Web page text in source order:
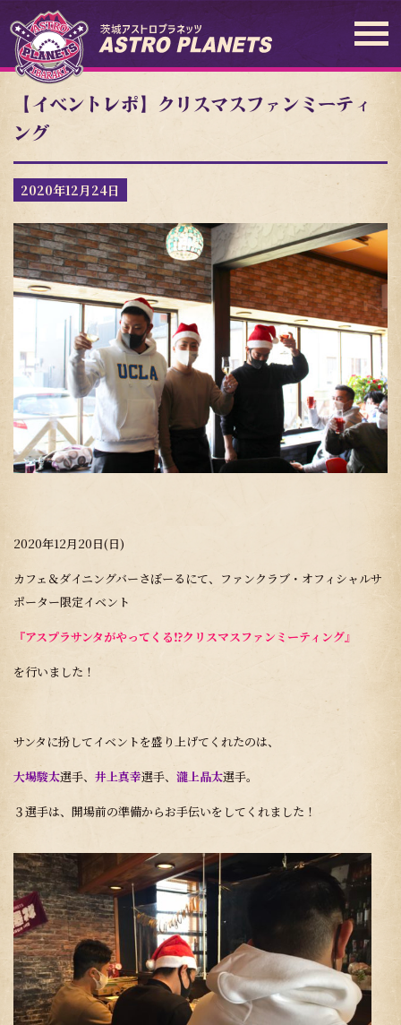
【イベントレポ】クリスマスファンミーティ
ング
2020年12月24日
2020年12月20日(日)
カフェ＆ダイニングバーさぼーるにて、ファンクラブ・オフィシャルサ
ポーター限定イベント
『アスプラサンタがやってくる⁉クリスマスファンミーティング』
を行いました！
サンタに扮してイベントを盛り上げてくれたのは、
大場駿太選手、 井上真幸選手、 瀧上晶太選手。
３選手は、開場前の準備からお手伝いをしてくれました！